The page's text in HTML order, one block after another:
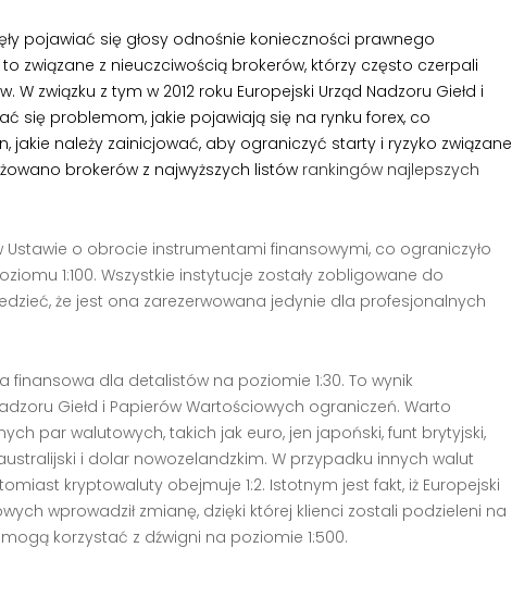
pojawiać się głosy odnośnie konieczności prawnego
związane z nieuczciwością brokerów, którzy często czerpali
związku z tym w 2012 roku Europejski Urząd Nadzoru Giełd i
się problemom, jakie pojawiają się na rynku forex, co
jakie należy zainicjować, aby ograniczyć starty i ryzyko związane
brokerów z najwyższych listów rankingów najlepszych
Ustawie o obrocie instrumentami finansowymi, co ograniczyło
1:100. Wszystkie instytucje zostały zobligowane do
że jest ona zarezerwowana jedynie dla profesjonalnych
finansowa dla detalistów na poziomie 1:30. To wynik
Giełd i Papierów Wartościowych ograniczeń. Warto
par walutowych, takich jak euro, jen japoński, funt brytyjski,
i dolar nowozelandzkim. W przypadku innych walut
kryptowaluty obejmuje 1:2. Istotnym jest fakt, iż Europejski
wprowadził zmianę, dzięki której klienci zostali podzieleni na
korzystać z dźwigni na poziomie 1:500.